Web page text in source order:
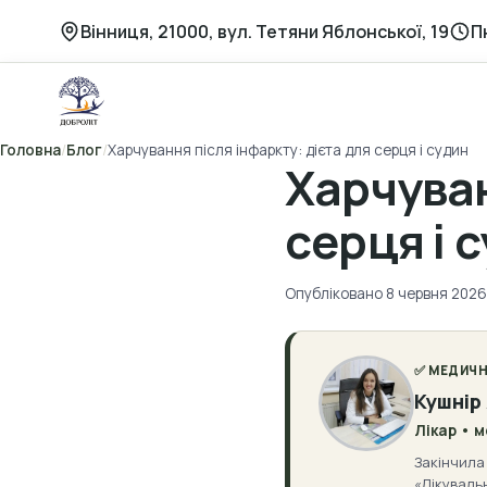
вмісту
Вінниця, 21000, вул. Тетяни Яблонської, 19
Головна/Блог/Харчування після інфаркту: дієта для серця і судин
серця і
Опубліковано 8 червня
✅
Кушнір
Лікар •